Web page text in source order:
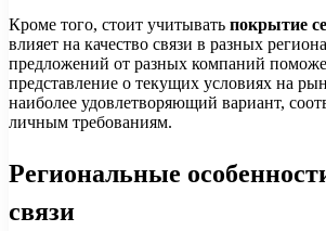
Кроме того, стоит учитывать покрытие
влияет на качество связи в разных
предложений от разных компаний
представление о текущих условиях на
наиболее удовлетворяющий вариант,
личным требованиям.
Региональные
связи